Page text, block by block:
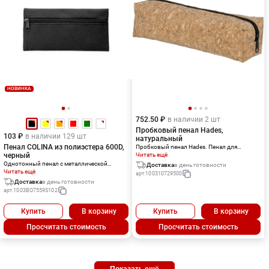
НОВИНКА
103 ₽ в наличии 129 шт
Пенал COLINA из полиэстера 600D,
черный
Однотонный пенал с металлической
молнией в тон.
Читать ещё
Доставкав день готовности
арт.1003BO7559S102
Купить
В корзину
Просчитать стоимость
752.50 ₽ в наличии 2 шт
Пробковый пенал Hades,
натуральный
Пробковый пенал Hades. Пенал для
стильного хранения ваших канцелярских
принадлежностей. Пробковый текстиль.
Трафаретная печать (1 цвет (цветные
изделия)) на данный товар осуществляется
Читать ещё
Доставкав день готовности
арт.100310729500
Купить
В корзину
Просчитать стоимость